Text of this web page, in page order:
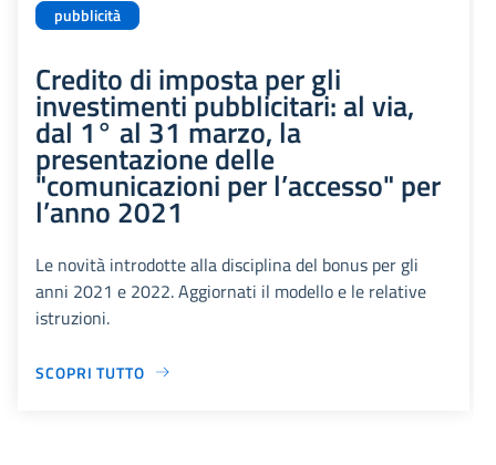
pubblicità
Credito di imposta per gli
investimenti pubblicitari: al via,
dal 1° al 31 marzo, la
presentazione delle
"comunicazioni per l’accesso" per
l’anno 2021
Le novità introdotte alla disciplina del bonus per gli
anni 2021 e 2022. Aggiornati il modello e le relative
istruzioni.
SCOPRI TUTTO